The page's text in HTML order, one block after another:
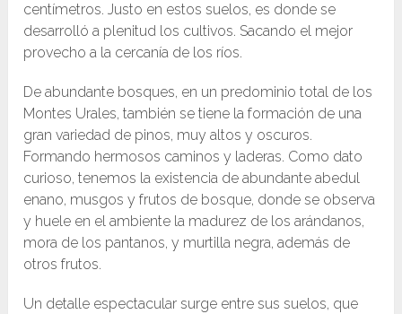
centímetros. Justo en estos suelos, es donde se
desarrolló a plenitud los cultivos. Sacando el mejor
provecho a la cercanía de los ríos.
De abundante bosques, en un predominio total de los
Montes Urales, también se tiene la formación de una
gran variedad de pinos, muy altos y oscuros.
Formando hermosos caminos y laderas. Como dato
curioso, tenemos la existencia de abundante abedul
enano, musgos y frutos de bosque, donde se observa
y huele en el ambiente la madurez de los arándanos,
mora de los pantanos, y murtilla negra, además de
otros frutos.
Un detalle espectacular surge entre sus suelos, que